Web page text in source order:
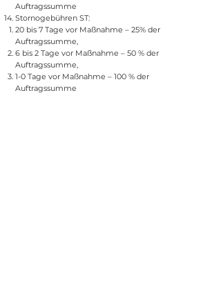
Auftragssumme
Stornogebühren ST:
20 bis 7 Tage vor Maßnahme – 25% der
Auftragssumme,
6 bis 2 Tage vor Maßnahme – 50 % der
Auftragssumme,
1-0 Tage vor Maßnahme – 100 % der
Auftragssumme